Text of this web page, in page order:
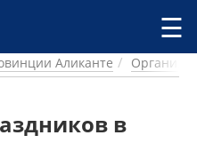
☰
Аликанте
в